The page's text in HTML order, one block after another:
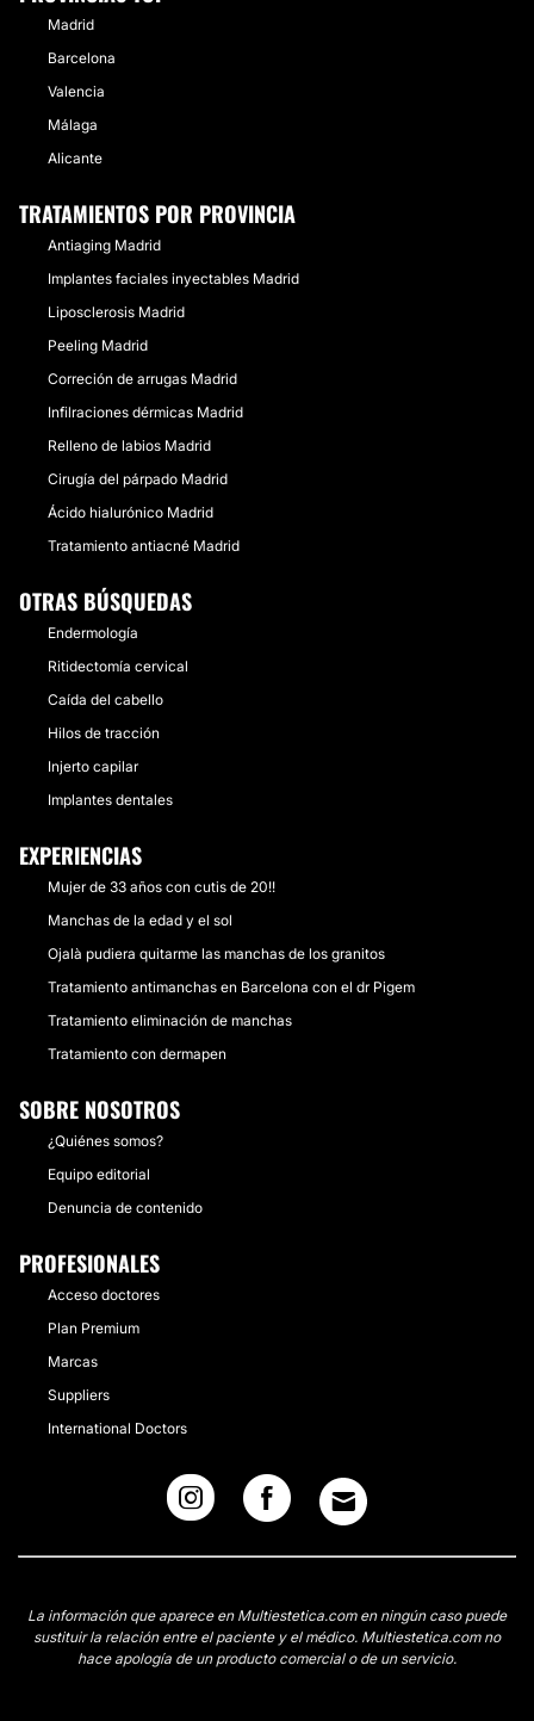
Madrid
Barcelona
Valencia
Málaga
Alicante
TRATAMIENTOS POR PROVINCIA
Antiaging Madrid
Implantes faciales inyectables Madrid
Liposclerosis Madrid
Peeling Madrid
Correción de arrugas Madrid
Infilraciones dérmicas Madrid
Relleno de labios Madrid
Cirugía del párpado Madrid
Ácido hialurónico Madrid
Tratamiento antiacné Madrid
OTRAS BÚSQUEDAS
Endermología
Ritidectomía cervical
Caída del cabello
Hilos de tracción
Injerto capilar
Implantes dentales
EXPERIENCIAS
Mujer de 33 años con cutis de 20!!
Manchas de la edad y el sol
Ojalà pudiera quitarme las manchas de los granitos
Tratamiento antimanchas en Barcelona con el dr Pigem
Tratamiento eliminación de manchas
Tratamiento con dermapen
SOBRE NOSOTROS
¿Quiénes somos?
Equipo editorial
Denuncia de contenido
PROFESIONALES
Acceso doctores
Plan Premium
Marcas
Suppliers
International Doctors
La información que aparece en Multiestetica.com en ningún caso puede
sustituir la relación entre el paciente y el médico. Multiestetica.com no
hace apología de un producto comercial o de un servicio.